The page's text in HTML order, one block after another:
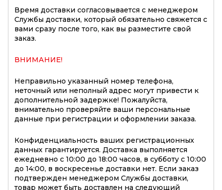
Время доставки согласовывается с менеджером
Службы доставки, который обязательно свяжется с
вами сразу после того, как вы разместите свой
заказ.
ВНИМАНИЕ!
Неправильно указанный номер телефона,
неточный или неполный адрес могут привести к
дополнительной задержке! Пожалуйста,
внимательно проверяйте ваши персональные
данные при регистрации и оформлении заказа.
Конфиденциальность ваших регистрационных
данных гарантируется. Доставка выполняется
ежедневно с 10:00 до 18:00 часов, в субботу с 10:00
до 14:00, в воскресенье доставки нет. Если заказ
подтвержден менеджером Службы доставки,
товар может быть доставлен на следующий